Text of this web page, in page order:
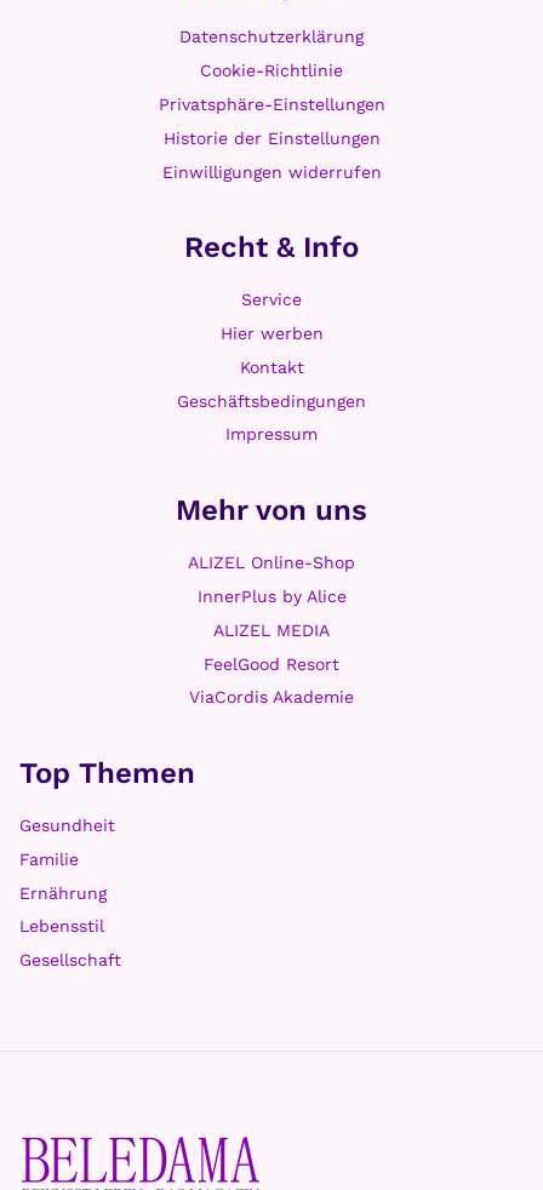
Top Themen
Gesundheit
Familie
Ernährung
Lebensstil
Gesellschaft
Mehr von uns
ALIZEL Online-Shop
InnerPlus by Alice
ALIZEL MEDIA
FeelGood Resort
ViaCordis Akademie
Recht & Info
Service
Hier werben
Kontakt
Geschäftsbedingungen
Impressum
Datenschutzerklärung
Cookie-Richtlinie
Privatsphäre-Einstellungen
Historie der Einstellungen
Einwilligungen widerrufen